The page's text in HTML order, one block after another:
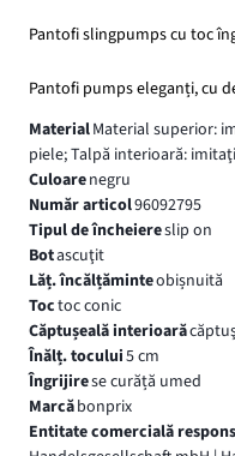
Pantofi slingpumps cu toc
Pantofi pumps eleganți, cu
MaterialMaterial superior:
piele; Talpă interioară:
Culoarenegru
Număr articol96092795
Tipul de încheiereslip on
Botascuţit
Lăț. încălțăminteobișnuită
Toctoc conic
Căptușeală interioară
Înălț. tocului5 cm
Îngrijirese curăță umed
Marcăbonprix
Entitate comercială